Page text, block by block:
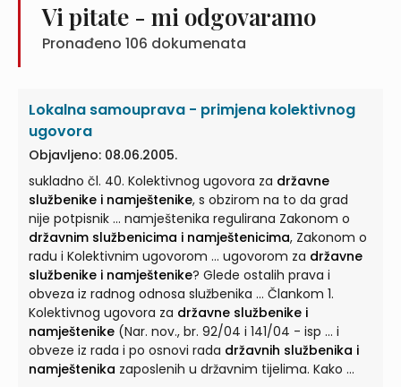
Vi pitate - mi odgovaramo
Pronađeno 106 dokumenata
Lokalna samouprava - primjena kolektivnog
ugovora
Objavljeno: 08.06.2005.
sukladno čl. 40. Kolektivnog ugovora za državne
službenike i namještenike, s obzirom na to da grad
nije potpisnik ... namještenika regulirana Zakonom o
državnim službenicima i namještenicima, Zakonom o
radu i Kolektivnim ugovorom ... ugovorom za državne
službenike i namještenike? Glede ostalih prava i
obveza iz radnog odnosa službenika ... Člankom 1.
Kolektivnog ugovora za državne službenike i
namještenike (Nar. nov., br. 92/04 i 141/04 - isp ... i
obveze iz rada i po osnovi rada državnih službenika i
namještenika zaposlenih u državnim tijelima. Kako ...